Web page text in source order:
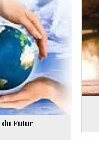
du Futur